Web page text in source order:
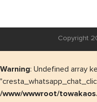
Copyright
Warning: Undefined array
/www/wwwroot/